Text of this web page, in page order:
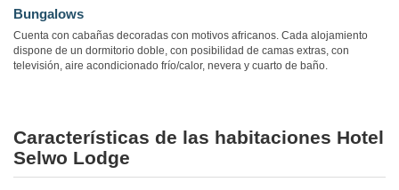
Bungalows
Cuenta con cabañas decoradas con motivos africanos. Cada alojamiento
dispone de un dormitorio doble, con posibilidad de camas extras, con
televisión, aire acondicionado frío/calor, nevera y cuarto de baño.
Características de las habitaciones Hotel
Selwo Lodge